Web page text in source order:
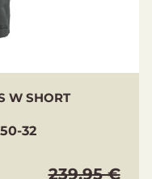
W SHORT
32
239.95 €